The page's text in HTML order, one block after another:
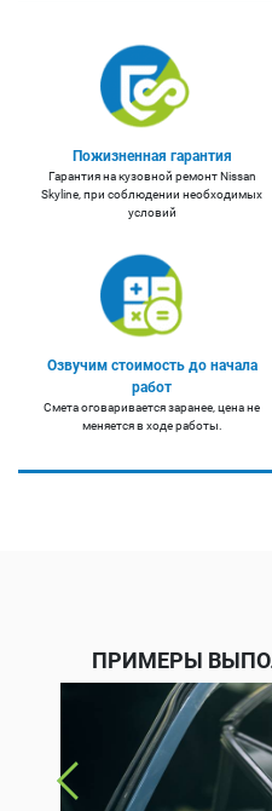
Пожизненная гарантия
Гарантия на кузовной ремонт Nissan
Skyline, при соблюдении необходимых
условий
Озвучим стоимость до начала
работ
Смета оговаривается заранее, цена не
меняется в ходе работы.
ПРИМЕРЫ